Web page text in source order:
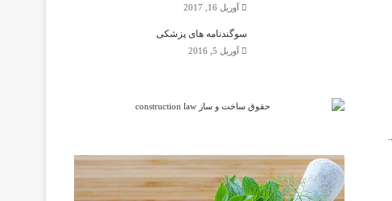
آوریل 16, 2017
سوگندنامه های پزشکی
آوریل 5, 2016